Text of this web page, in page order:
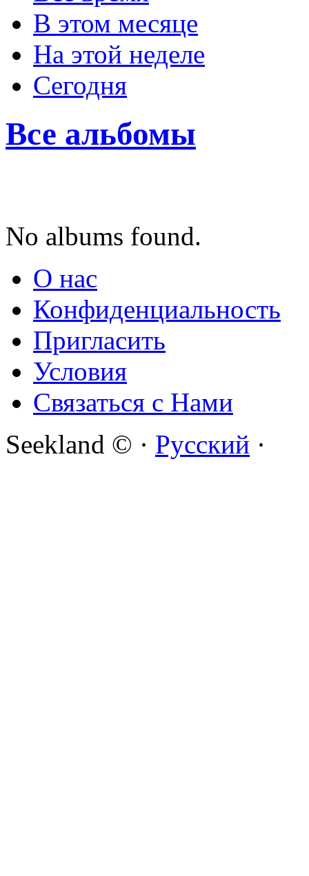
В этом месяце
На этой неделе
Сегодня
Все альбомы
No albums found.
О нас
Конфиденциальность
Пригласить
Условия
Связаться с Нами
Seekland © · Русский ·